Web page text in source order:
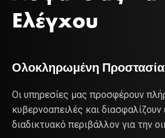
Ελέγχου
Ολοκληρωμένη Προστασία
Οι υπηρεσίες μας προσφέρουν
κυβερνοαπειλές και
διαδικτυακό περιβάλλον για την